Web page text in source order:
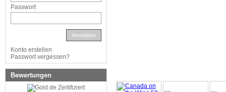
Passwort
Anmelden
Konto erstellen
Passwort vergessen?
Bewertungen